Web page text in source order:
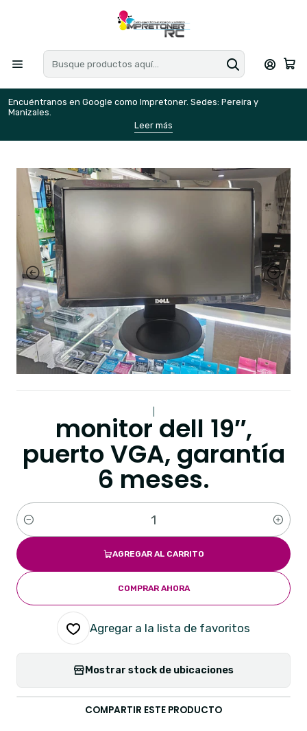
Encuéntranos en Google como Impretoner. Sedes: Pereira y
Manizales.
Leer más
monitor dell 19″,
puerto VGA, garantía
6 meses.
Cantidad
AGREGAR AL CARRITO
COMPRAR AHORA
Agregar a la lista de favoritos
Mostrar stock de ubicaciones
COMPARTIR ESTE PRODUCTO